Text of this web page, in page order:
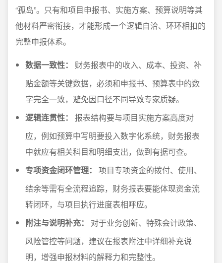
“孤岛”。只有和项目申报书、实施方案、预算说明等其
他材料严密衔接，才能形成一个逻辑自洽、环环相扣的
完整申报体系。
数据一致性：
财务报表中的收入、成本、投资、补
贴金额等关键数据，必须和申报书、预算表中的数
字完全一致，避免因口径不同导致专家质疑。
逻辑连贯性：
报表结构要与项目实施方案高度对
应，例如预算中写明要投入数字化系统，财务报表
中就应有相关科目和明细支出，做到有据可查。
专项资金闭环管理：
项目专项资金的拨付、使用、
结余等需有全流程追踪，财务报表要能体现资金流
转闭环，与项目执行进度表相呼应。
附注与说明补充：
对于业务创新、特殊会计政策、
风险管控等问题，建议在报表附注中详细补充说
明，增强申报材料的解释力和完整性。